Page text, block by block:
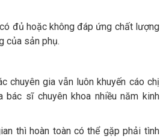
đủ hoặc không đáp ứng chất lượng
của sản phụ.
chuyên gia vẫn luôn khuyến cáo chị
sĩ chuyên khoa nhiều năm kinh
thì hoàn toàn có thể gặp phải tình